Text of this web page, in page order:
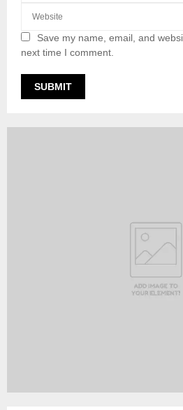
Save my name, email, and
next time I comment.